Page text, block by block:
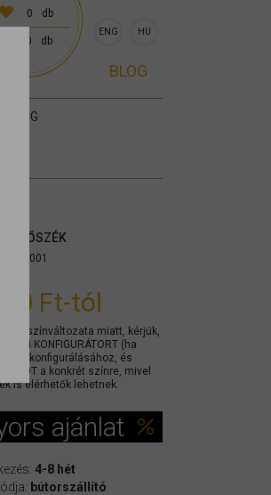
0 db
0 db
ENG HU
BLOG
Ft-tól
színváltozata miatt, kérjük,
KONFIGURÁTORT (ha
konfigurálásához, és
a konkrét színre, mivel
is elérhetők lehetnek.
ajánlat
4-8 hét
bútorszállító